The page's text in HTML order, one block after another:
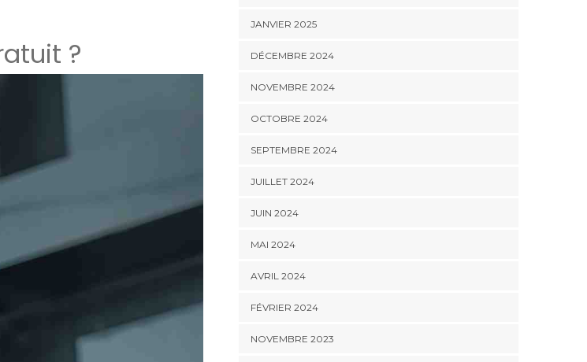
?
JANVIER 2025
DÉCEMBRE 2024
NOVEMBRE 2024
OCTOBRE 2024
SEPTEMBRE 2024
JUILLET 2024
JUIN 2024
MAI 2024
AVRIL 2024
FÉVRIER 2024
NOVEMBRE 2023